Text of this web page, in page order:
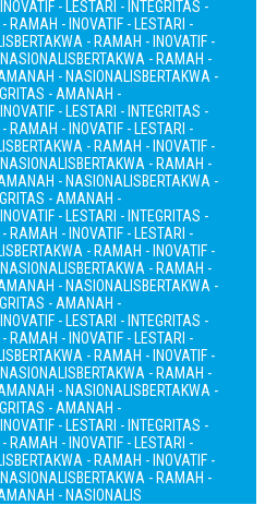
- LESTARI - INTEGRITAS -
- RAMAH - INOVATIF - LESTARI -
BERTAKWA - RAMAH - INOVATIF -
BERTAKWA - RAMAH -
- NASIONALISBERTAKWA -
- AMANAH -
- LESTARI - INTEGRITAS -
- RAMAH - INOVATIF - LESTARI -
BERTAKWA - RAMAH - INOVATIF -
BERTAKWA - RAMAH -
- NASIONALISBERTAKWA -
- AMANAH -
- LESTARI - INTEGRITAS -
- RAMAH - INOVATIF - LESTARI -
BERTAKWA - RAMAH - INOVATIF -
BERTAKWA - RAMAH -
- NASIONALISBERTAKWA -
- AMANAH -
- LESTARI - INTEGRITAS -
- RAMAH - INOVATIF - LESTARI -
BERTAKWA - RAMAH - INOVATIF -
BERTAKWA - RAMAH -
- NASIONALISBERTAKWA -
- AMANAH -
- LESTARI - INTEGRITAS -
- RAMAH - INOVATIF - LESTARI -
BERTAKWA - RAMAH - INOVATIF -
BERTAKWA - RAMAH -
- NASIONALIS